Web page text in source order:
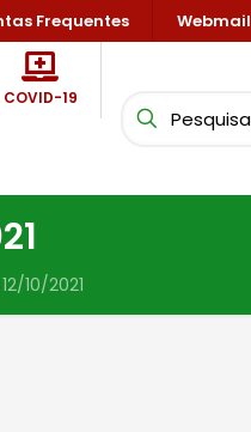
Frequentes Webmail
COVID-19
10/2021